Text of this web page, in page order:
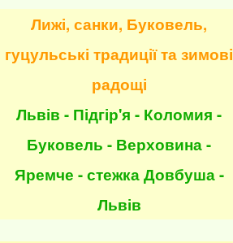
Лижі, санки, Буковель,
гуцульські традиції та зимові
радощі
Львів - Підгір'я - Коломия -
Буковель - Верховина -
Яремче - стежка Довбуша -
Львів